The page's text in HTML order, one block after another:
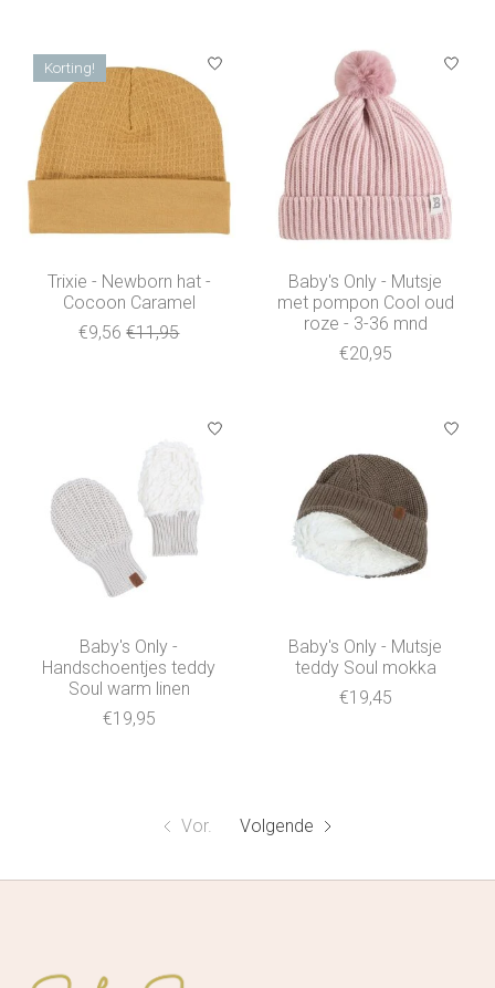
Korting!
Trixie - Newborn hat -
Cocoon Caramel
€9,56 €11,95
Baby's Only - Mutsje
met pompon Cool oud
roze - 3-36 mnd
€20,95
Baby's Only -
Handschoentjes teddy
Soul warm linen
€19,95
Baby's Only - Mutsje
teddy Soul mokka
€19,45
Vor. Volgende